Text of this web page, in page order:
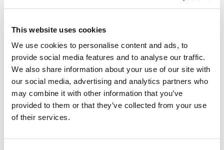
This website uses cookies
We use cookies to personalise content and ads, to
provide social media features and to analyse our traffic.
We also share information about your use of our site with
our social media, advertising and analytics partners who
may combine it with other information that you’ve
provided to them or that they’ve collected from your use
of their services.
إرسال البحث
الصفحة الرئيسية